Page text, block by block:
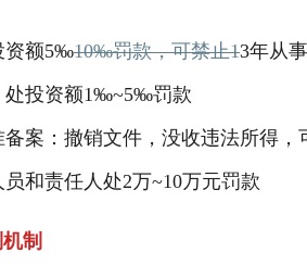
资额5‰10‰罚款，可禁止13年从
处投资额1‰~5‰罚款
案：撤销文件，没收违法所得，
员和责任人处2万~10万元罚款
制